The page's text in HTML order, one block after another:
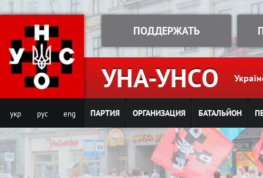
Jump to navigation
УНА-УНСО
ПОДДЕРЖАТЬ
укр рус eng ПАРТИЯ ОРГАНИЗАЦИЯ БАТАЛЬЙОН